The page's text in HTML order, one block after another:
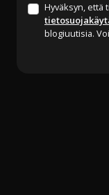
Hyväksyn, että
blogiuutisia.